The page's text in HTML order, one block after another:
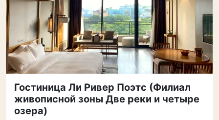
Гостиница Ли Ривер Поэтс (Филиал
живописной зоны Две реки и четыре
озера)